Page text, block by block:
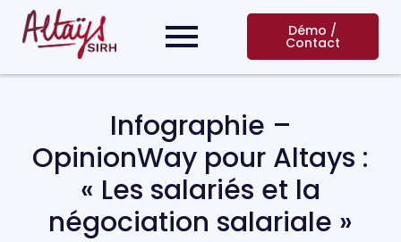
Démo /
Contact
Infographie –
OpinionWay pour Altays :
« Les salariés et la
négociation salariale »